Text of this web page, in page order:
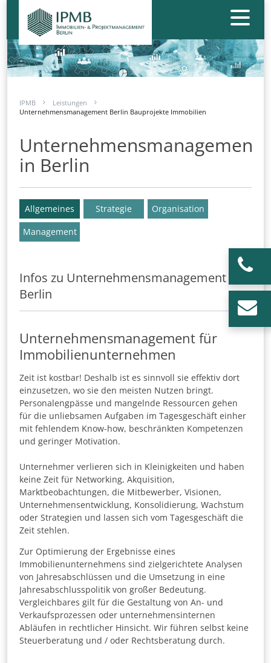
IPMB
Leistungen
Unternehmensmanagement Berlin Bauprojekte Immobilien
Unternehmensmanagement
in Berlin
Allgemeines Strategie
Organisation
Management
Infos zu Unternehmensmanagement in
Berlin
Unternehmensmanagement für
Immobilienunternehmen
Zeit ist kostbar! Deshalb ist es sinnvoll sie effektiv dort
einzusetzen, wo sie den meisten Nutzen bringt.
Personalengpässe und mangelnde Ressourcen gehen
für die unliebsamen Aufgaben im Tagesgeschäft einher
mit fehlendem Know-how, beschränkten Kompetenzen
und geringer Motivation.
Unternehmer verlieren sich in Kleinigkeiten und haben
keine Zeit für Networking, Akquisition,
Marktbeobachtungen, die Mitbewerber, Visionen,
Unternehmensentwicklung, Konsolidierung, Wachstum
oder Strategien und lassen sich vom Tagesgeschäft die
Zeit stehlen.
Zur Optimierung der Ergebnisse eines
Immobilienunternehmens sind zielgerichtete Analysen
von Jahresabschlüssen und die Umsetzung in eine
Jahresabschlusspolitik von großer Bedeutung.
Vergleichbares gilt für die Gestaltung von An- und
Verkaufsprozessen oder unternehmensinternen
Abläufen in rechtlicher Hinsicht. Wir führen selbst keine
Steuerberatung und / oder Rechtsberatung durch.